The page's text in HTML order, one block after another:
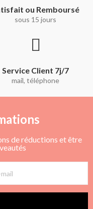
ou Remboursé
sous 15 jours
Service Client 7j/7
mail, téléphone
de réductions et être